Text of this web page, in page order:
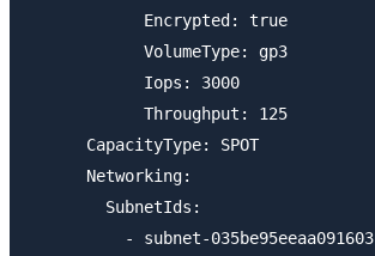
            Encrypted: true
            VolumeType: gp3
            Iops: 3000
            Throughput: 125
      CapacityType: SPOT
      Networking:
        SubnetIds:
          - subnet-035be95eeaa091603